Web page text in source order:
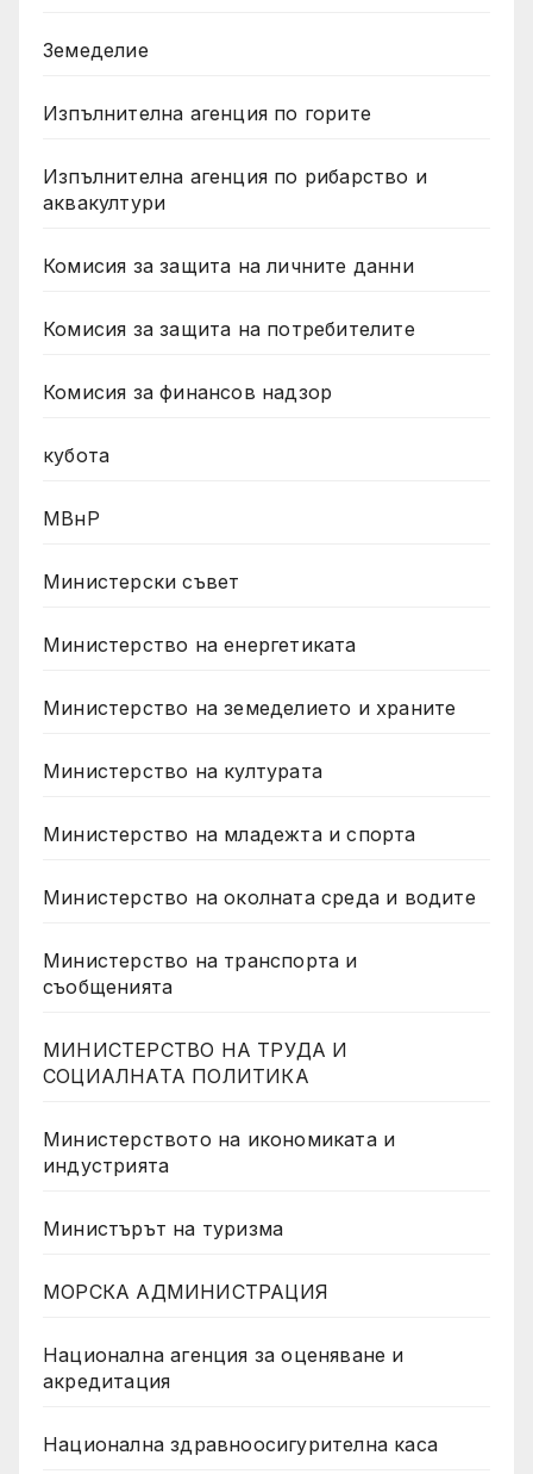
Земеделие
Изпълнителна агенция по горите
Изпълнителна агенция по рибарство и
аквакултури
Комисия за защита на личните данни
Комисия за защита на потребителите
Комисия за финансов надзор
кубота
МВнР
Министерски съвет
Министерство на енергетиката
Министерство на земеделието и храните
Министерство на културата
Министерство на младежта и спорта
Министерство на околната среда и водите
Министерство на транспорта и
съобщенията
МИНИСТЕРСТВО НА ТРУДА И
СОЦИАЛНАТА ПОЛИТИКА
Министерството на икономиката и
индустрията
Министърът на туризма
МОРСКА АДМИНИСТРАЦИЯ
Национална агенция за оценяване и
акредитация
Национална здравноосигурителна каса